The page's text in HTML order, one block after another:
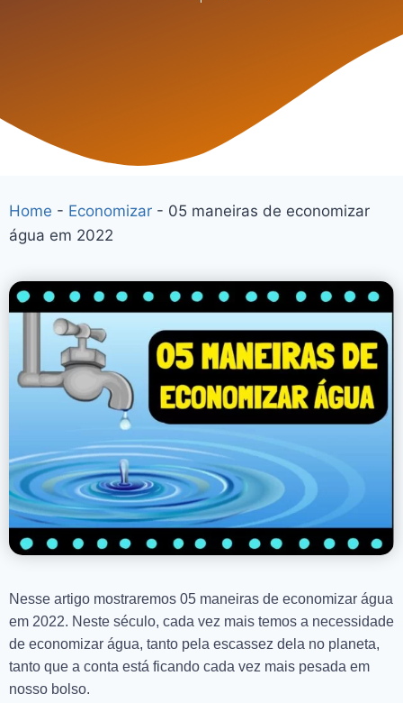
Home - Economizar - 05 maneiras de economizar
água em 2022
Nesse artigo mostraremos 05 maneiras de economizar água
em 2022. Neste século, cada vez mais temos a necessidade
de economizar água, tanto pela escassez dela no planeta,
tanto que a conta está ficando cada vez mais pesada em
nosso bolso.